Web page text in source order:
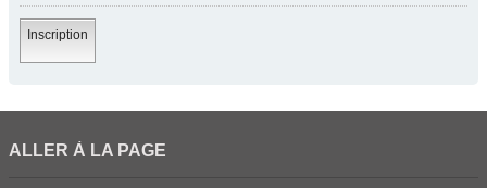
Inscription
ALLER À LA PAGE